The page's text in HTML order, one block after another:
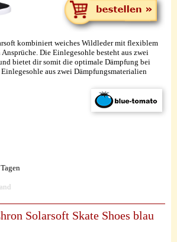
kombiniert weiches Wildleder mit flexiblem
Die Einlegesohle besteht aus zwei
bietet dir somit die optimale Dämpfung bei
aus zwei Dämpfungsmaterialien
Solarsoft Skate Shoes blau